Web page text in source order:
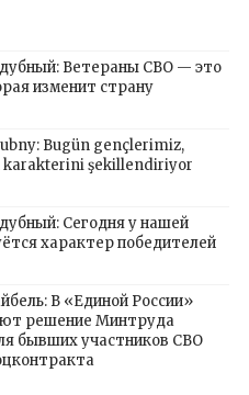
Ветераны СВО — это
изменит страну
Bugün gençlerimiz,
karakterini şekillendiriyor
Сегодня у нашей
характер победителей
В «Единой России»
решение Минтруда
бывших участников СВО